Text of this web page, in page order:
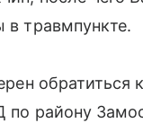
травмпункте.
району